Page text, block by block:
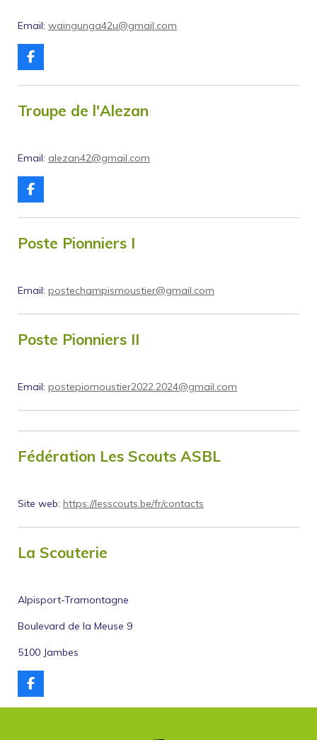
Email: waingunga42u@gmail.com
F
a
c
b
o
Troupe de l'Alezan
Email: alezan42@gmail.com
F
a
c
b
o
Poste Pionniers I
Email: postechampismoustier@gmail.com
Poste Pionniers II
Email: postepiomoustier2022.2024@gmail.com
Fédération Les Scouts ASBL
Site web: https://lesscouts.be/fr/contacts
La Scouterie
Alpisport-Tramontagne
Boulevard de la Meuse 9
5100 Jambes
F
a
c